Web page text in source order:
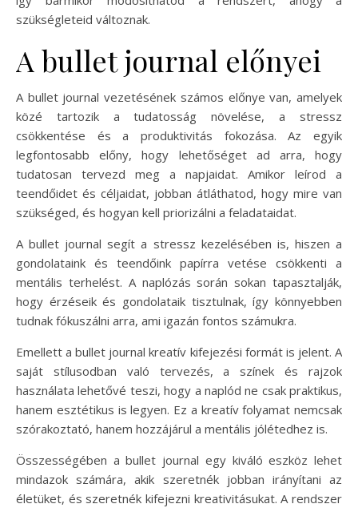
szükségleteid változnak.
A bullet journal előnyei
A bullet journal vezetésének számos előnye van, amelyek
közé tartozik a tudatosság növelése, a stressz
csökkentése és a produktivitás fokozása. Az egyik
legfontosabb előny, hogy lehetőséget ad arra, hogy
tudatosan tervezd meg a napjaidat. Amikor leírod a
teendőidet és céljaidat, jobban átláthatod, hogy mire van
szükséged, és hogyan kell priorizálni a feladataidat.
A bullet journal segít a stressz kezelésében is, hiszen a
gondolataink és teendőink papírra vetése csökkenti a
mentális terhelést. A naplózás során sokan tapasztalják,
hogy érzéseik és gondolataik tisztulnak, így könnyebben
tudnak fókuszálni arra, ami igazán fontos számukra.
Emellett a bullet journal kreatív kifejezési formát is jelent. A
saját stílusodban való tervezés, a színek és rajzok
használata lehetővé teszi, hogy a naplód ne csak praktikus,
hanem esztétikus is legyen. Ez a kreatív folyamat nemcsak
szórakoztató, hanem hozzájárul a mentális jólétedhez is.
Összességében a bullet journal egy kiváló eszköz lehet
mindazok számára, akik szeretnék jobban irányítani az
életüket, és szeretnék kifejezni kreativitásukat. A rendszer